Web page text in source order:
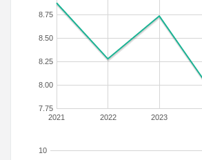
2021 2022 2023
7.75
8.00
8.25
8.50
8.75
10